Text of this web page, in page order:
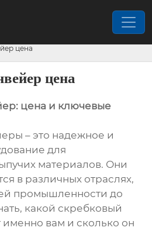
цена
цена
цена и ключевые
– это надежное и
для
материалов. Они
в различных отраслях,
промышленности до
какой скребковый
вам и сколько он